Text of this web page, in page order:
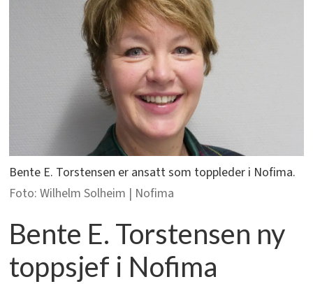
Bente E. Torstensen er ansatt som toppleder i Nofima.
Wilhelm Solheim | Nofima
Bente E. Torstensen ny
toppsjef i Nofima